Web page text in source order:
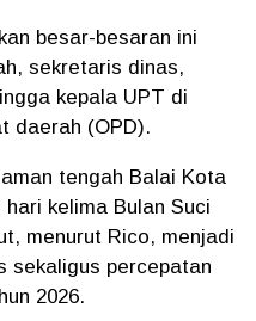
besar-besaran ini
sekretaris dinas,
kepala UPT di
daerah (OPD).
tengah Balai Kota
kelima Bulan Suci
menurut Rico, menjadi
sekaligus percepatan
2026.